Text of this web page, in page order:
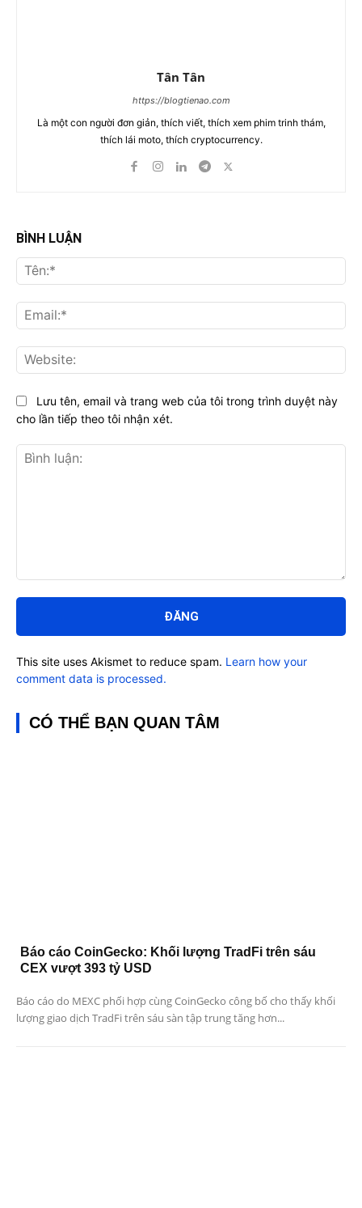
Tân Tân
https://blogtienao.com
Là một con người đơn giản, thích viết, thích xem phim trinh thám,
thích lái moto, thích cryptocurrency.
BÌNH LUẬN
luận:
Lưu tên, email và trang web của tôi trong trình duyệt này
cho lần tiếp theo tôi nhận xét.
This site uses Akismet to reduce spam. Learn how your
comment data is processed.
CÓ THỂ BẠN QUAN TÂM
Báo cáo CoinGecko: Khối lượng TradFi trên sáu
CEX vượt 393 tỷ USD
Báo cáo do MEXC phối hợp cùng CoinGecko công bố cho thấy khối
lượng giao dịch TradFi trên sáu sàn tập trung tăng hơn...